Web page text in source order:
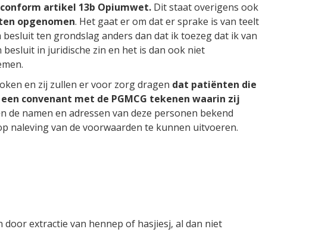
artikel 13b Opiumwet. Dit staat overigens ook
opgenomen. Het gaat er om dat er sprake is van teelt
ten grondslag anders dan dat ik toezeg dat ik van
in juridische zin en het is dan ook niet
en zij zullen er voor zorg dragen dat patiënten die
convenant met de PGMCG tekenen waarin zij
de namen en adressen van deze personen bekend
naleving van de voorwaarden te kunnen uitvoeren.
extractie van hennep of hasjiesj, al dan niet